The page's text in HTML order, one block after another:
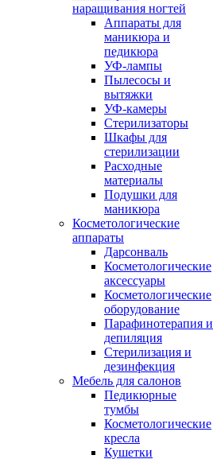
наращивания ногтей
Аппараты для
маникюра и
педикюра
УФ-лампы
Пылесосы и
вытяжки
УФ-камеры
Стерилизаторы
Шкафы для
стерилизации
Расходные
материалы
Подушки для
маникюра
Косметологические
аппараты
Дарсонваль
Косметологические
аксессуары
Косметологические
оборудование
Парафинотерапия и
депиляция
Стерилизация и
дезинфекция
Мебель для салонов
Педикюрные
тумбы
Косметологические
кресла
Кушетки